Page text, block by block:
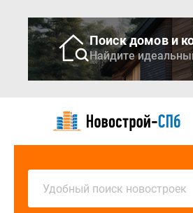
Поиск домов и
Найдите
Медиа
проекте
КонтактыУдобный поиск новостроек